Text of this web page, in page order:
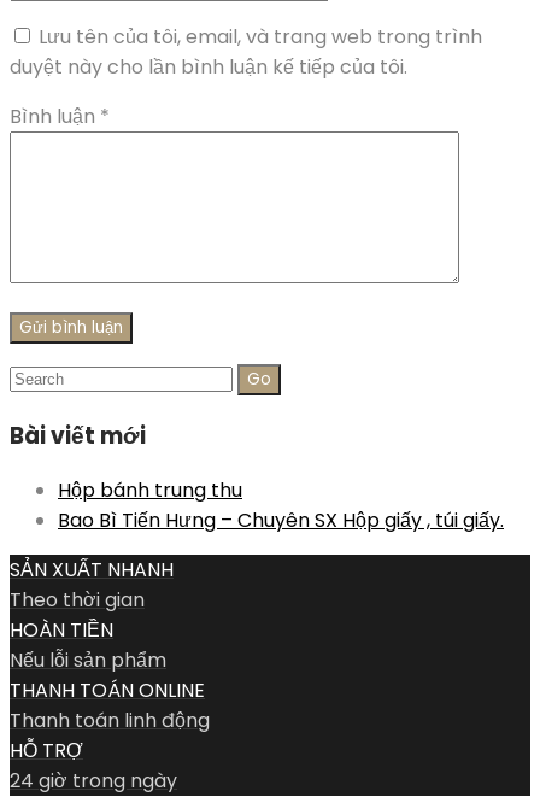
Lưu tên của tôi, email, và trang web trong trình
duyệt này cho lần bình luận kế tiếp của tôi.
Bình luận *
Search
Bài viết mới
Hộp bánh trung thu
Bao Bì Tiến Hưng – Chuyên SX Hộp giấy , túi giấy.
SẢN XUẤT NHANH
Theo thời gian
HOÀN TIỀN
Nếu lỗi sản phẩm
THANH TOÁN ONLINE
Thanh toán linh động
HỖ TRỢ
24 giờ trong ngày